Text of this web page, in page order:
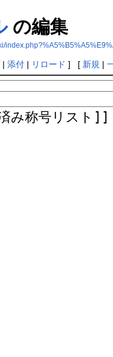
の編集
| 添付| リロード ] [ 新規 |